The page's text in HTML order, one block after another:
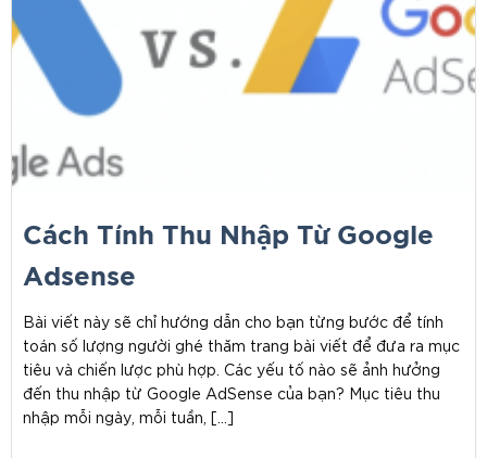
Cách Tính Thu Nhập Từ Google
Adsense
Bài viết này sẽ chỉ hướng dẫn cho bạn từng bước để tính
toán số lượng người ghé thăm trang bài viết để đưa ra mục
tiêu và chiến lược phù hợp. Các yếu tố nào sẽ ảnh hưởng
đến thu nhập từ Google AdSense của bạn? Mục tiêu thu
nhập mỗi ngày, mỗi tuần, […]